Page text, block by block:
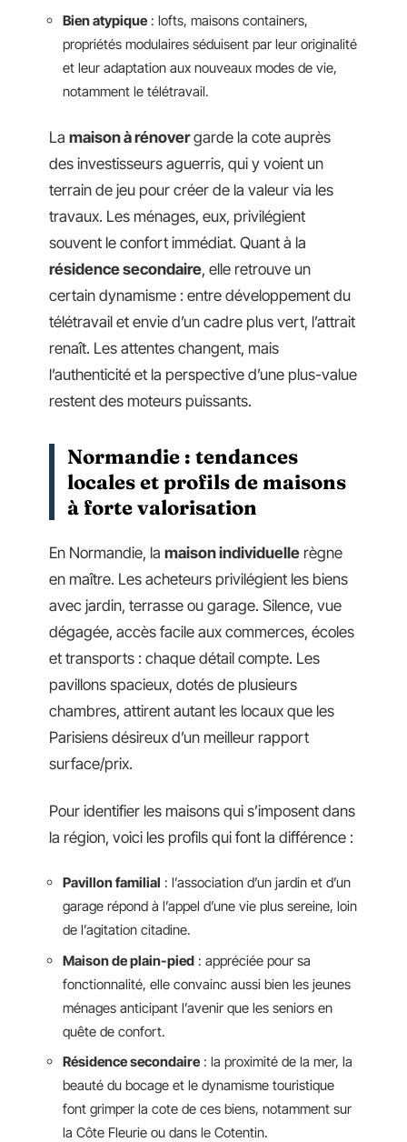
Bien atypique : lofts, maisons containers,
propriétés modulaires séduisent par leur originalité
et leur adaptation aux nouveaux modes de vie,
notamment le télétravail.
La maison à rénovergarde la cote auprès
des investisseurs aguerris, qui y voient un
terrain de jeu pour créer de la valeur via les
travaux. Les ménages, eux, privilégient
souvent le confort immédiat. Quant à la
résidence secondaire, elle retrouve un
certain dynamisme : entre développement du
télétravail et envie d’un cadre plus vert, l’attrait
renaît. Les attentes changent, mais
l’authenticité et la perspective d’une plus-value
restent des moteurs puissants.
Normandie : tendances
locales et profils de maisons
à forte valorisation
En Normandie, la maison individuelle règne
en maître. Les acheteurs privilégient les biens
avec jardin, terrasse ou garage. Silence, vue
dégagée, accès facile aux commerces, écoles
et transports : chaque détail compte. Les
pavillons spacieux, dotés de plusieurs
chambres, attirent autant les locaux que les
Parisiens désireux d’un meilleur rapport
surface/prix.
Pour identifier les maisons qui s’imposent dans
la région, voici les profils qui font la différence :
Pavillon familial : l’association d’un jardin et d’un
garage répond à l’appel d’une vie plus sereine, loin
de l’agitation citadine.
Maison de plain-pied : appréciée pour sa
fonctionnalité, elle convainc aussi bien les jeunes
ménages anticipant l’avenir que les seniors en
quête de confort.
Résidence secondaire : la proximité de la mer, la
beauté du bocage et le dynamisme touristique
font grimper la cote de ces biens, notamment sur
la Côte Fleurie ou dans le Cotentin.